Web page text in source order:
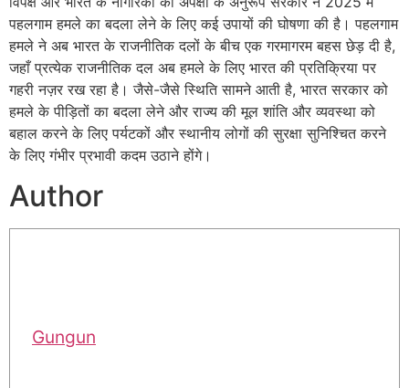
पहलगाम हमले का बदला लेने के लिए कई उपायों की घोषणा की है। पहलगाम
हमले ने अब भारत के राजनीतिक दलों के बीच एक गरमागरम बहस छेड़ दी है,
जहाँ प्रत्येक राजनीतिक दल अब हमले के लिए भारत की प्रतिक्रिया पर
गहरी नज़र रख रहा है। जैसे-जैसे स्थिति सामने आती है, भारत सरकार को
हमले के पीड़ितों का बदला लेने और राज्य की मूल शांति और व्यवस्था को
बहाल करने के लिए पर्यटकों और स्थानीय लोगों की सुरक्षा सुनिश्चित करने
के लिए गंभीर प्रभावी कदम उठाने होंगे।
Author
Gungun